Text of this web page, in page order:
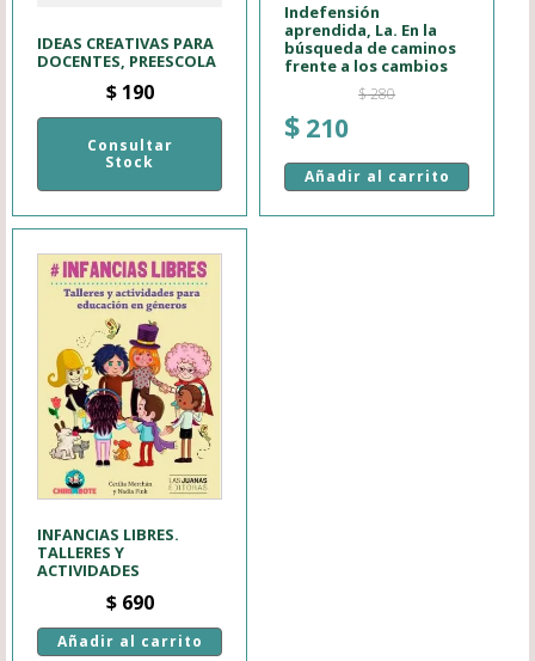
IDEAS CREATIVAS PARA
DOCENTES, PREESCOLA
$190
Consultar
Stock
Indefensión
aprendida, La. En la
búsqueda de caminos
frente a los cambios
$280
El
original
era:
$ 210
actual
es:
Añadir al carrito
INFANCIAS LIBRES.
TALLERES Y
ACTIVIDADES
$690
Añadir al carrito